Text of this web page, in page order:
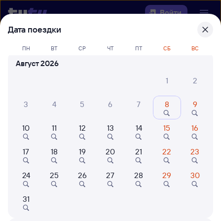
Войти
Выберите день, чтобы найтиж/д
билеты Куйтун — Невельская
Куда
Когда
Кто едет
Найти поезда
Дата поездки
ПН ВТ СР ЧТ ПТ СБ ВС
Август 2026
1
2
3 4 5 6 7 8 9
10 11 12 13 14 15 16
17 18 19 20 21 22 23
24 25 26 27 28 29 30
31